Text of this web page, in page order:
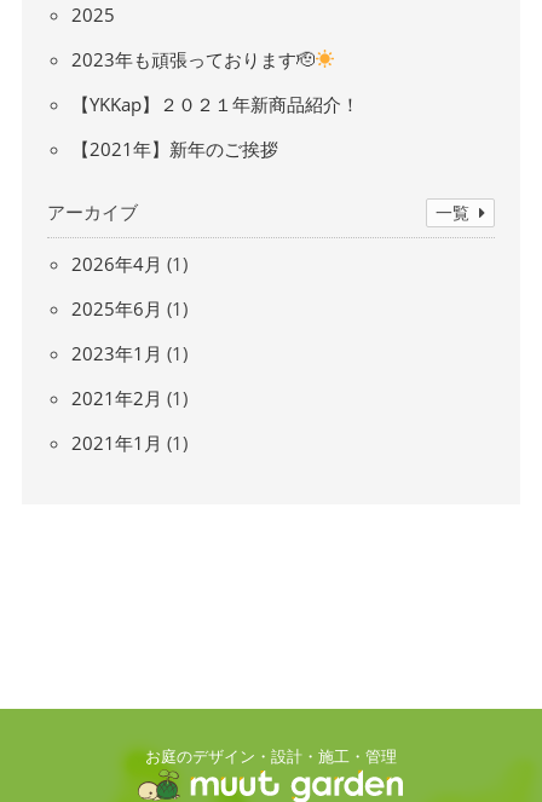
2025
2023年も頑張っております🫡
【YKKap】２０２１年新商品紹介！
【2021年】新年のご挨拶
アーカイブ 一覧
2026年4月 (1)
2025年6月 (1)
2023年1月 (1)
2021年2月 (1)
2021年1月 (1)
お庭のデザイン・設計・施工・管理